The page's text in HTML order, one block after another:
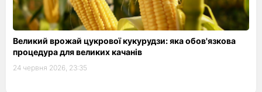
Великий врожай цукрової кукурудзи: яка обов'язкова
процедура для великих качанів
24 червня 2026, 23:35